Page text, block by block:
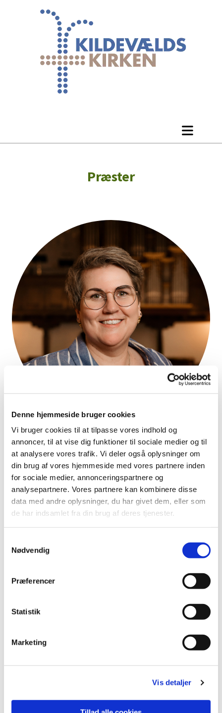
Denne hjemmeside bruger cookies
Vi bruger cookies til at tilpasse vores indhold og
annoncer, til at vise dig funktioner til sociale medier og til
at analysere vores trafik. Vi deler også oplysninger om
din brug af vores hjemmeside med vores partnere inden
for sociale medier, annonceringspartnere og
analysepartnere. Vores partnere kan kombinere disse
data med andre oplysninger, du har givet dem, eller som
de har indsamlet fra din brug af deres tjenester.
Nødvendig
Præferencer
Statistik
Marketing
Vis detaljer
Præster
Rikke Vedel
Hansen
Sogne- og beredskabspræst, kbf.
Tlf2241 8270
E-mailrivh@km.dk
Sikker e-mail